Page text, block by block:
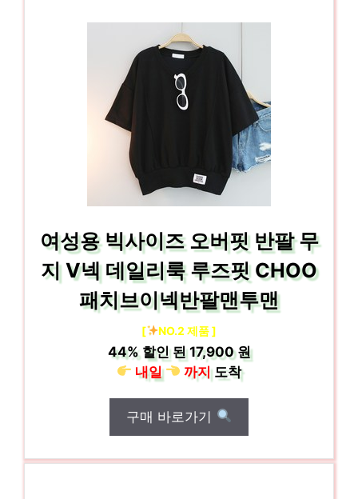
여성용 빅사이즈 오버핏 반팔 무
지 V넥 데일리룩 루즈핏 CHOO
패치브이넥반팔맨투맨
[ NO.2 제품 ]
44%할인 된17,900 원
내일
까지도착
구매 바로가기